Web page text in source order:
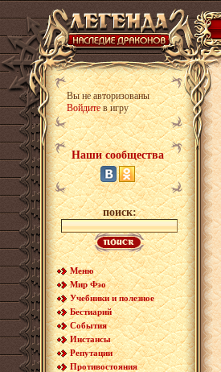
Вы не авторизованы
Войдитев игру
Наши сообщества
поиск:
Меню
Мир Фэо
Учебники и полезное
Бестиарий
События
Инстансы
Репутации
Противостояния